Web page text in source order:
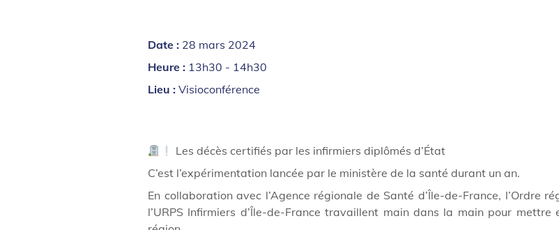
Date : 28 mars 2024
Heure : 13h30 - 14h30
Lieu : Visioconférence
Les décès certifiés par les infirmiers diplômés d’État
C’est l’expérimentation lancée par le ministère de la santé durant un an.
En collaboration avec l’Agence régionale de Santé d’Île-de-France, l’Ordre
l’URPS Infirmiers d’Île-de-France travaillent main dans la main pour